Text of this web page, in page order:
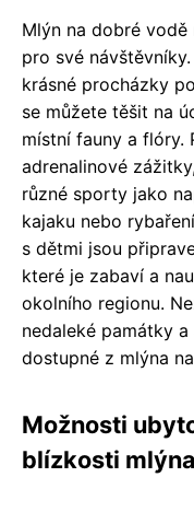
Mlýn na dobré
pro své
krásné procházky
se můžete těšit na
místní fauny a flóry.
adrenalinové
různé sporty jako
kajaku nebo
s dětmi jsou
které je zabaví a
okolního regionu.
nedaleké památky
dostupné z mlýna
Možnosti
blízkosti mlýna